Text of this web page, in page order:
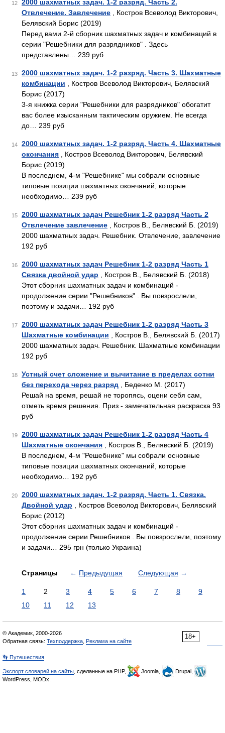
12
2000 шахматных задач. 1-2 разряд. Часть 2.
Отвлечение. Завлечение , Костров Всеволод Викторович,
Белявский Борис (2019)
Перед вами 2-й сборник шахматных задач и комбинаций в
серии "Решебники для разрядников" . Здесь
представлены… 239 руб
13
2000 шахматных задач. 1-2 разряд. Часть 3. Шахматные
комбинации , Костров Всеволод Викторович, Белявский
Борис (2017)
3-я книжка серии "Решебники для разрядников" обогатит
вас более изысканным тактическим оружием. Не всегда
до… 239 руб
14
2000 шахматных задач. 1-2 разряд. Часть 4. Шахматные
окончания , Костров Всеволод Викторович, Белявский
Борис (2019)
В последнем, 4-м "Решебнике" мы собрали основные
типовые позиции шахматных окончаний, которые
необходимо… 239 руб
15
2000 шахматных задач Решебник 1-2 разряд Часть 2
Отвлечение завлечение , Костров В., Белявский Б. (2019)
2000 шахматных задач. Решебник. Отвлечение, завлечение
192 руб
16
2000 шахматных задач Решебник 1-2 разряд Часть 1
Связка двойной удар , Костров В., Белявский Б. (2018)
Этот сборник шахматных задач и комбинаций -
продолжение серии "Решебников" . Вы повзрослели,
поэтому и задачи… 192 руб
17
2000 шахматных задач Решебник 1-2 разряд Часть 3
Шахматные комбинации , Костров В., Белявский Б. (2017)
2000 шахматных задач. Решебник. Шахматные комбинации
192 руб
18
Устный счет сложение и вычитание в пределах сотни
без перехода через разряд , Беденко М. (2017)
Решай на время, решай не торопясь, оцени себя сам,
отметь время решения. Приз - замечательная раскраска 93
руб
19
2000 шахматных задач Решебник 1-2 разряд Часть 4
Шахматные окончания , Костров В., Белявский Б. (2019)
В последнем, 4-м "Решебнике" мы собрали основные
типовые позиции шахматных окончаний, которые
необходимо… 192 руб
20
2000 шахматных задач. 1-2 разряд. Часть 1. Связка.
Двойной удар , Костров Всеволод Викторович, Белявский
Борис (2012)
Этот сборник шахматных задач и комбинаций -
продолжение серии Решебников . Вы повзрослели, поэтому
и задачи… 295 грн (только Украина)
Страницы ← Предыдущая Следующая →
1 2 3 4 5 6 7 8
9
10
11 12 13
18+
© Академик, 2000-2026
Обратная связь: Техподдержка Реклама на сайте
👣 Путешествия
Экспорт словарей на сайты , сделанные на PHP, Joomla,
Drupal,
WordPress, MODx.